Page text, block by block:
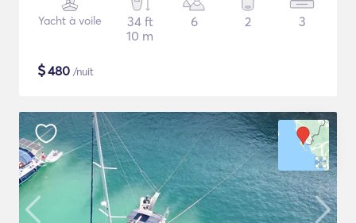
Yacht à voile
34 ft
10 m
6 2 3
$480 /nuit